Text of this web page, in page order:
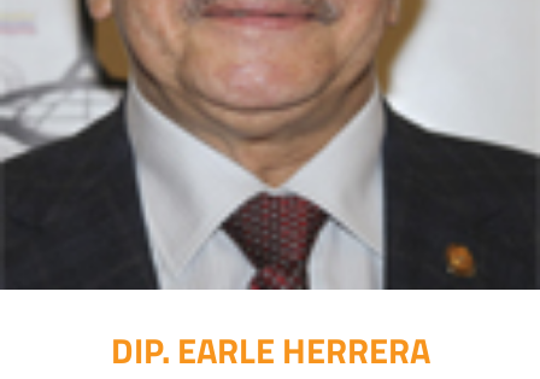
DIP. EARLE HERRERA